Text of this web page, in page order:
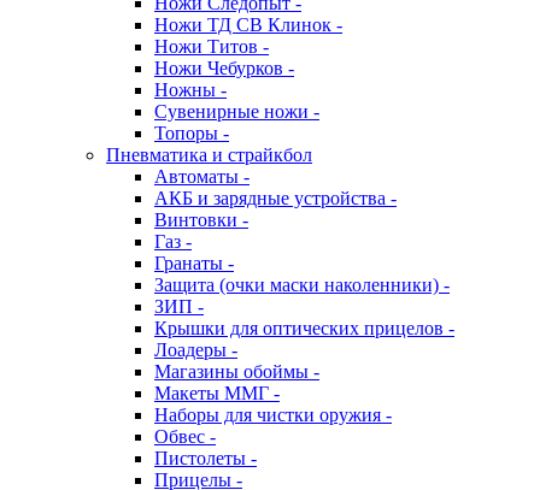
Ножи ТД СВ Клинок -
Ножи Титов -
Ножи Чебурков -
Ножны -
Сувенирные ножи -
Топоры -
Пневматика и страйкбол
Автоматы -
АКБ и зарядные устройства -
Винтовки -
Газ -
Гранаты -
Защита (очки маски наколенники) -
ЗИП -
Крышки для оптических прицелов -
Лоадеры -
Магазины обоймы -
Макеты ММГ -
Наборы для чистки оружия -
Обвес -
Пистолеты -
Прицелы -